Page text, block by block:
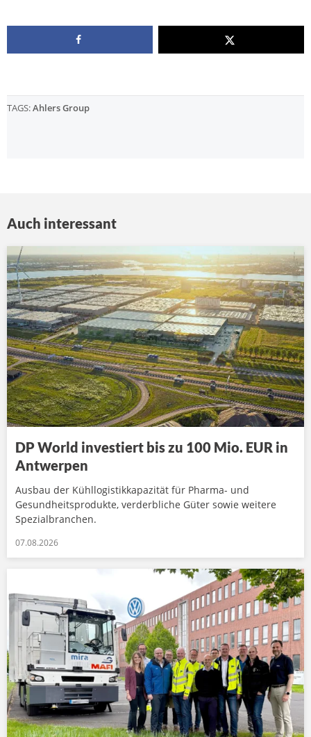
TAGS:Ahlers Group
Auch interessant
DP World investiert bis zu 100 Mio. EUR in
Antwerpen
Ausbau der Kühllogistikkapazität für Pharma- und
Gesundheitsprodukte, verderbliche Güter sowie weitere
Spezialbranchen.
07.08.2026